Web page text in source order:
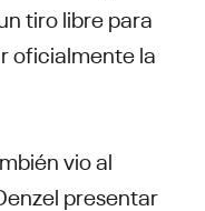
tiro libre para
oficialmente la
vio al
presentar